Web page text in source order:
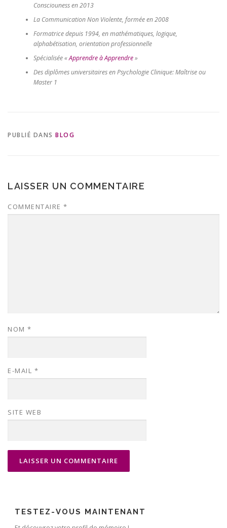
Consciouness en 2013
La Communication Non Violente, formée en 2008
Formatrice depuis 1994, en mathématiques, logique,
alphabétisation, orientation professionnelle
Spécialisée «Apprendre à Apprendre»
Des diplômes universitaires en Psychologie Clinique: Maîtrise ou
Master 1
PUBLIÉ DANS BLOG
LAISSER UN COMMENTAIRE
COMMENTAIRE *
NOM *
E-MAIL *
SITE WEB
TESTEZ-VOUS MAINTENANT